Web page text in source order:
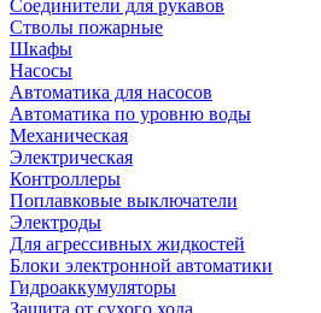
Соединители для рукавов
Стволы пожарные
Шкафы
Насосы
Автоматика для насосов
Автоматика по уровню воды
Механическая
Электрическая
Контроллеры
Поплавковые выключатели
Электроды
Для агрессивных жидкостей
Блоки электронной автоматики
Гидроаккумуляторы
Защита от сухого хода